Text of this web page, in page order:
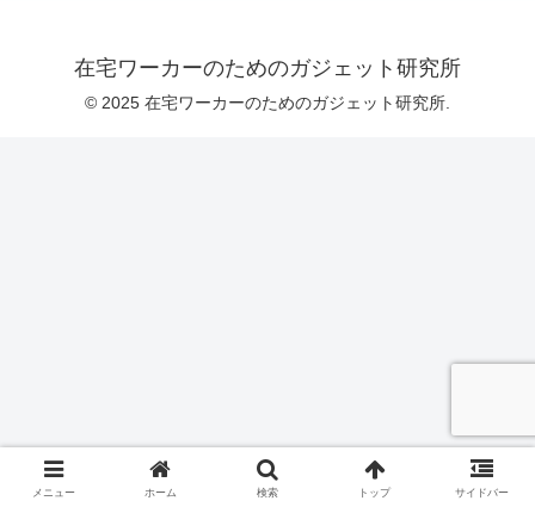
在宅ワーカーのためのガジェット研究所
© 2025 在宅ワーカーのためのガジェット研究所.
メニュー ホーム 検索 トップ サイドバー